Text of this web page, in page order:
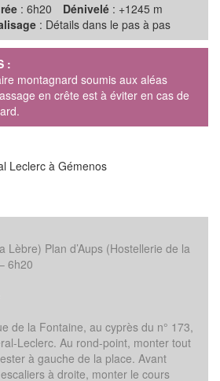
: 6h20 Dénivelé : +1245 m
: Détails dans le pas à pas
:
montagnard soumis aux aléas
en crête est à éviter en cas de
Leclerc à Gémenos
Lèbre) Plan d’Aups (Hostellerie de la
6h20
de la Fontaine, au cyprès du n° 173,
Leclerc. Au rond-point, monter tout
à gauche de la place. Avant
à droite, monter le cours